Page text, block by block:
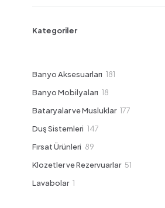
Kategoriler
Banyo Aksesuarları 181
Banyo Mobilyaları 18
Bataryalar ve Musluklar 177
Duş Sistemleri 147
Fırsat Ürünleri 89
Klozetler ve Rezervuarlar 51
Lavabolar 1